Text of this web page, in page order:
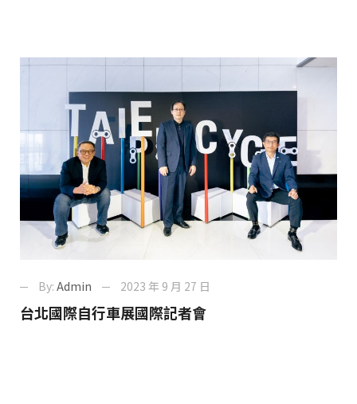
By: Admin 2023 年 9 月 27 日
台北國際自行車展國際記者會